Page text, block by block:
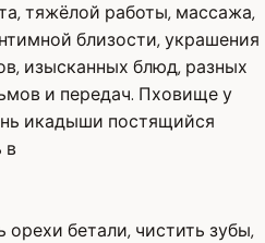
тяжёлой работы, массажа,
близости, украшения
изысканных блюд, разных
и передач. Пховище у
икадыши постящийся
в
орехи бетали, чистить зубы,